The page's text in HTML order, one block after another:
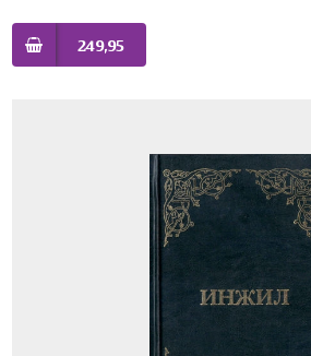
249,95